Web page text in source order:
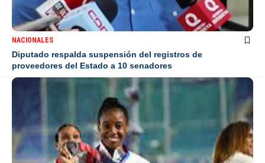
NACIONALES
Diputado respalda suspensión del registros de
proveedores del Estado a 10 senadores